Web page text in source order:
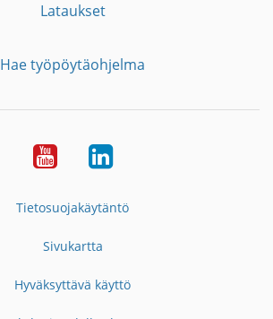
Lataukset
Hae työpöytäohjelma
YouTubeLinkedIn
Tietosuojakäytäntö
Sivukartta
Hyväksyttävä käyttö